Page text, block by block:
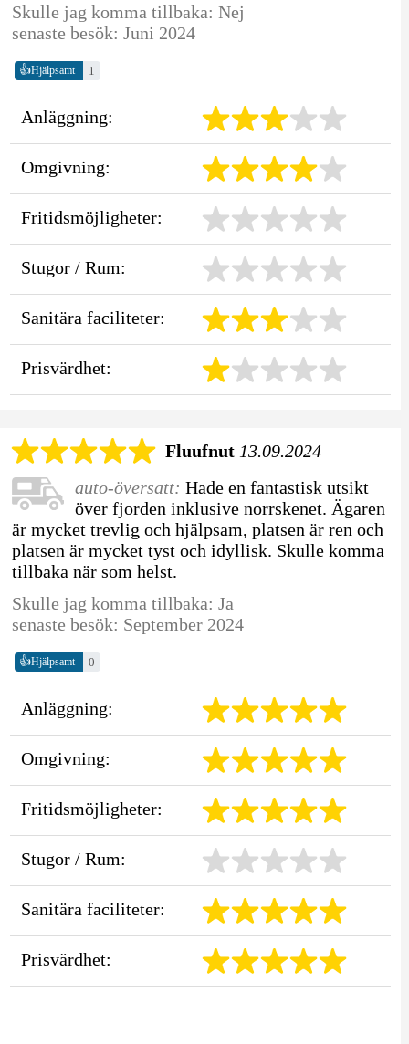
Skulle jag komma tillbaka: Nej
senaste besök: Juni 2024
👍Hjälpsamt 1
Anläggning:
Omgivning:
Fritidsmöjligheter:
Stugor / Rum:
Sanitära faciliteter:
Prisvärdhet:
Fluufnut 13.09.2024
auto-översatt: Hade en fantastisk utsikt
över fjorden inklusive norrskenet. Ägaren
är mycket trevlig och hjälpsam, platsen är ren och
platsen är mycket tyst och idyllisk. Skulle komma
tillbaka när som helst.
Skulle jag komma tillbaka: Ja
senaste besök: September 2024
👍Hjälpsamt 0
Anläggning:
Omgivning:
Fritidsmöjligheter:
Stugor / Rum:
Sanitära faciliteter:
Prisvärdhet: